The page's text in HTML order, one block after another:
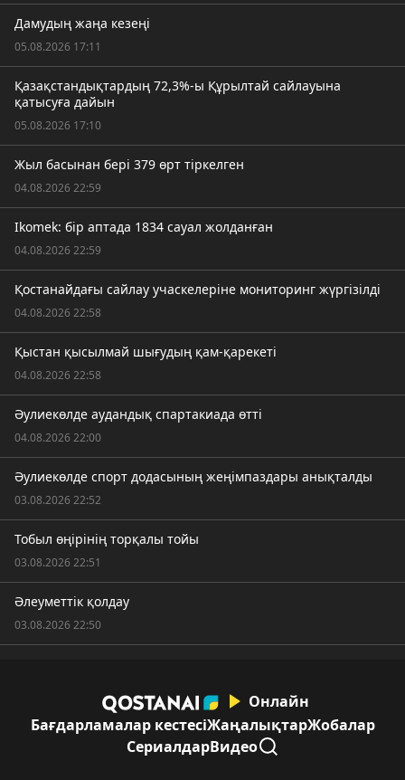
Дамудың жаңа кезеңі
05.08.2026 17:11
Қазақстандықтардың 72,3%-ы Құрылтай сайлауына
қатысуға дайын
05.08.2026 17:10
Жыл басынан бері 379 өрт тіркелген
04.08.2026 22:59
Ikomek: бір аптада 1834 сауал жолданған
04.08.2026 22:59
Қостанайдағы сайлау учаскелеріне мониторинг жүргізілді
04.08.2026 22:58
Қыстан қысылмай шығудың қам-қарекеті
04.08.2026 22:58
Әулиекөлде аудандық спартакиада өтті
04.08.2026 22:00
Әулиекөлде спорт додасының жеңімпаздары анықталды
03.08.2026 22:52
Тобыл өңірінің торқалы тойы
03.08.2026 22:51
Әлеуметтік қолдау
03.08.2026 22:50
Онлайн
Бағдарламалар кестесіЖаңалықтарЖобалар
СериалдарВидео